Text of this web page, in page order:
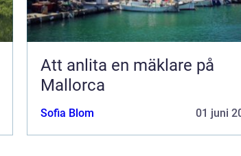
Att anlita en mäklare på
Mallorca
Sofia Blom 01 juni